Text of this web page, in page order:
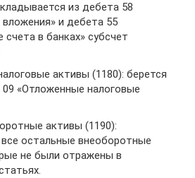
из дебета 58
и дебета 55
счета в банках» субсчет
активы (1180): берется
«Отложенные налоговые
активы (1190):
остальные внеоборотные
не были отражены в